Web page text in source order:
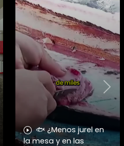
🐟 ¿Menos jurel en
la mesa y en las